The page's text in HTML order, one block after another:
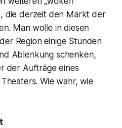
die derzeit den Markt der
Man wolle in diesen
Region einige Stunden
Ablenkung schenken,
der Aufträge eines
Wie wahr, wie